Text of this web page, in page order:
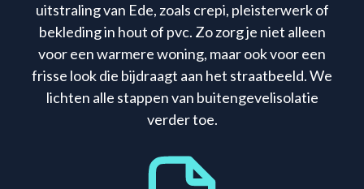
uitstraling van Ede, zoals crepi, pleisterwerk of
bekleding in hout of pvc. Zo zorg je niet alleen
voor een warmere woning, maar ook voor een
frisse look die bijdraagt aan het straatbeeld. We
lichten alle stappen van buitengevelisolatie
verder toe.